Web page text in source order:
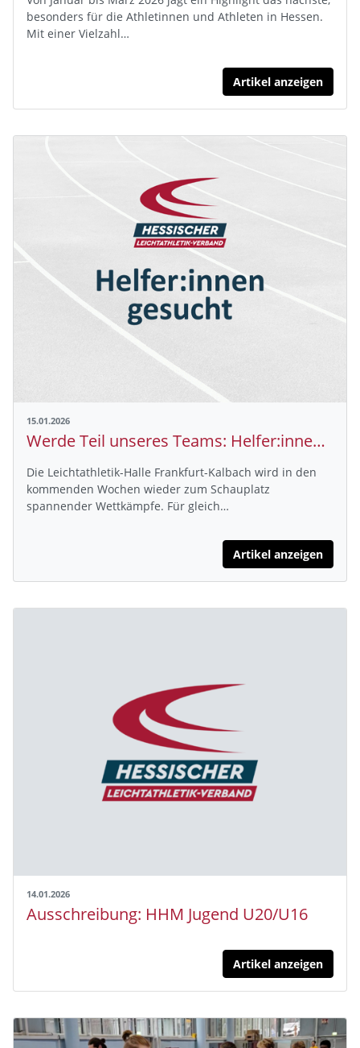
besonders für die Athletinnen und Athleten in Hessen.
Mit einer Vielzahl…
Artikel anzeigen
15.01.2026
Werde Teil unseres Teams: Helfer:innen für die Hallensaison gesucht!
Die Leichtathletik-Halle Frankfurt-Kalbach wird in den
kommenden Wochen wieder zum Schauplatz
spannender Wettkämpfe. Für gleich…
Artikel anzeigen
14.01.2026
Ausschreibung: HHM Jugend U20/U16
Artikel anzeigen